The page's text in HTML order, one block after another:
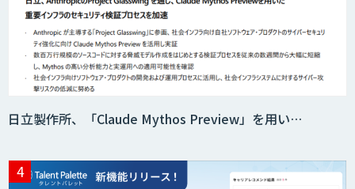
日立製作所、「Claude Mythos Preview」を用い…